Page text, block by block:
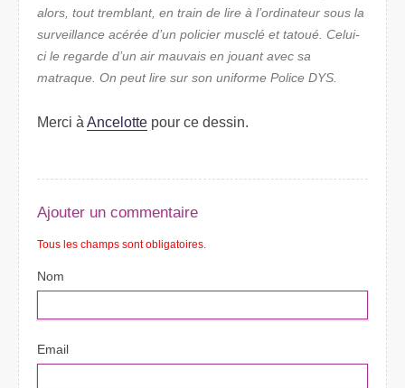
alors, tout tremblant, en train de lire à l’ordinateur sous la
surveillance acérée d’un policier musclé et tatoué. Celui-
ci le regarde d’un air mauvais en jouant avec sa
matraque. On peut lire sur son uniforme Police DYS
Merci à Ancelotte pour ce dessin.
Ajouter un commentaire
Tous les champs sont obligatoires.
Nom
Email